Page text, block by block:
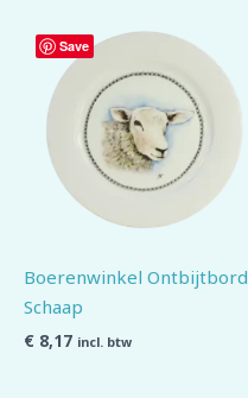
Save
Boerenwinkel Ontbijtbord
Schaap
€ 8,17 incl. btw